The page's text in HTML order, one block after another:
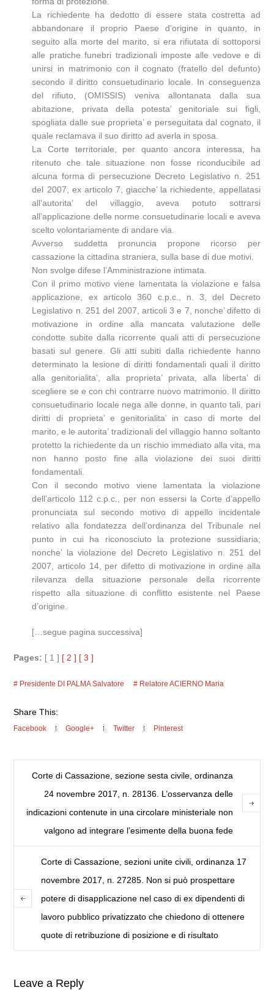
La richiedente ha dedotto di essere stata costretta ad
abbandonare il proprio Paese d’origine in quanto, in
seguito alla morte del marito, si era rifiutata di sottoporsi
alle pratiche funebri tradizionali imposte alle vedove e di
unirsi in matrimonio con il cognato (fratello del defunto)
secondo il diritto consuetudinario locale. In conseguenza
del rifiuto, (OMISSIS) veniva allontanata dalla sua
abitazione, privata della potesta’ genitoriale sui figli,
spogliata dalle sue proprieta’ e perseguitata dal cognato, il
quale reclamava il suo diritto ad averla in sposa.
La Corte territoriale, per quanto ancora interessa, ha
ritenuto che tale situazione non fosse riconducibile ad
alcuna forma di persecuzione Decreto Legislativo n. 251
del 2007, ex articolo 7, giacche’ la richiedente, appellatasi
all’autorita’ del villaggio, aveva potuto sottrarsi
all’applicazione delle norme consuetudinarie locali e aveva
scelto volontariamente di andare via.
Avverso suddetta pronuncia propone ricorso per
cassazione la cittadina straniera, sulla base di due motivi.
Non svolge difese l’Amministrazione intimata.
Con il primo motivo viene lamentata la violazione e falsa
applicazione, ex articolo 360 c.p.c., n. 3, del Decreto
Legislativo n. 251 del 2007, articoli 3 e 7, nonche’ difetto di
motivazione in ordine alla mancata valutazione delle
condotte subite dalla ricorrente quali atti di persecuzione
basati sul genere. Gli atti subiti dalla richiedente hanno
determinato la lesione di diritti fondamentali quali il diritto
alla genitorialita’, alla proprieta’ privata, alla liberta’ di
scegliere se e con chi contrarre nuovo matrimonio. Il diritto
consuetudinario locale nega alle donne, in quanto tali, pari
diritti di proprieta’ e genitorialita’ in caso di morte del
marito, e le autorita’ tradizionali del villaggio hanno soltanto
protetto la richiedente da un rischio immediato alla vita, ma
non hanno posto fine alla violazione dei suoi diritti
fondamentali.
Con il secondo motivo viene lamentata la violazione
dell’articolo 112 c.p.c., per non essersi la Corte d’appello
pronunciata sul secondo motivo di appello incidentale
relativo alla fondatezza dell’ordinanza del Tribunale nel
punto in cui ha riconosciuto la protezione sussidiaria;
nonche’ la violazione del Decreto Legislativo n. 251 del
2007, articolo 14, per difetto di motivazione in ordine alla
rilevanza della situazione personale della ricorrente
rispetto alla situazione di conflitto esistente nel Paese
d’origine.
[…segue pagina successiva]
Pages: [ 1 ] [ 2 ] [ 3 ]
Presidente DI PALMA Salvatore Relatore ACIERNO Maria
Share This:
Facebook Google+ Twitter Pinterest
Corte di Cassazione, sezione sesta civile, ordinanza
24 novembre 2017, n. 28136. L’osservanza delle
indicazioni contenute in una circolare ministeriale non
valgono ad integrare l’esimente della buona fede
Corte di Cassazione, sezioni unite civili, ordinanza 17
novembre 2017, n. 27285. Non si può prospettare
potere di disapplicazione nel caso di ex dipendenti di
lavoro pubblico privatizzato che chiedono di ottenere
quote di retribuzione di posizione e di risultato
Leave a Reply